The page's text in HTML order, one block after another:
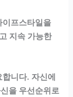
프스타일을
지속 가능한
니다. 자신에
을 우선순위로